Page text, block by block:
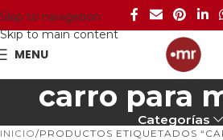
Skip to navigation
Skip to main content
MENU
carro para
Categorías
INICIO PRODUCTOS ETIQUETADOS